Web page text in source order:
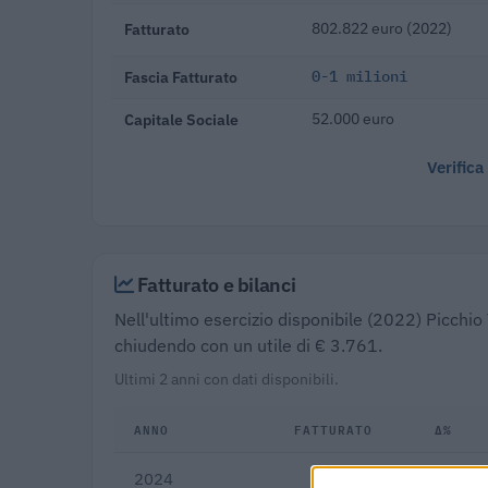
Fatturato 802.822 euro (2022)
Fascia Fatturato 0-1 milioni
Capitale Sociale 52.000 euro
Fatturato e bilanci
Nell'ultimo esercizio disponibile (2022)
chiudendo con un utile di € 3.761.
Ultimi 2 anni con dati disponibili.
ANNO FATTURATO Δ%
2024